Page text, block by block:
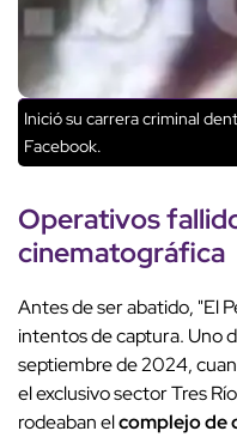
Inició su carrera criminal
Facebook.
Operativos
cinematográfica
Antes de ser abatido, "El
intentos de captura. Uno
septiembre de 2024,
el exclusivo sector Tres
rodeaban elcomplejo de